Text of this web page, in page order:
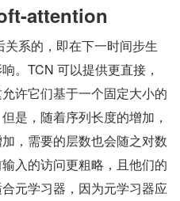
attention
关系的，即在下一时间步生
。TCN 可以提供更直接，
许它们基于一个固定大小的
是，随着序列长度的增加，
，需要的层数也会随之对数
入的访问更粗略，且他们的
元学习器，因为元学习器应